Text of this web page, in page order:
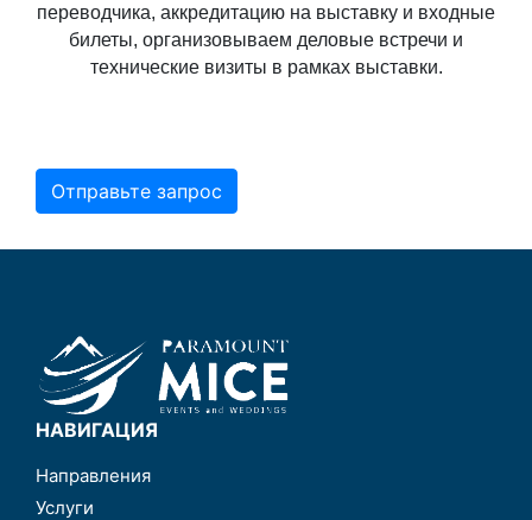
переводчика, аккредитацию на выставку и входные
билеты, организовываем деловые встречи и
технические визиты в рамках выставки.
Отправьте запрос
НАВИГАЦИЯ
Направления
Услуги